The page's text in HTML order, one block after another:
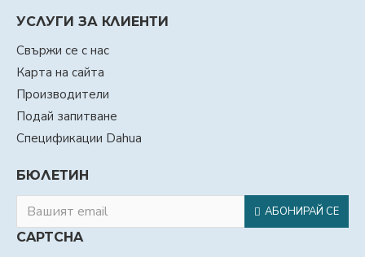
УСЛУГИ ЗА КЛИЕНТИ
Свържи се с нас
Карта на сайта
Производители
Подай запитване
Спецификации Dahua
БЮЛЕТИН
АБОНИРАЙ СЕ
CAPTCHA